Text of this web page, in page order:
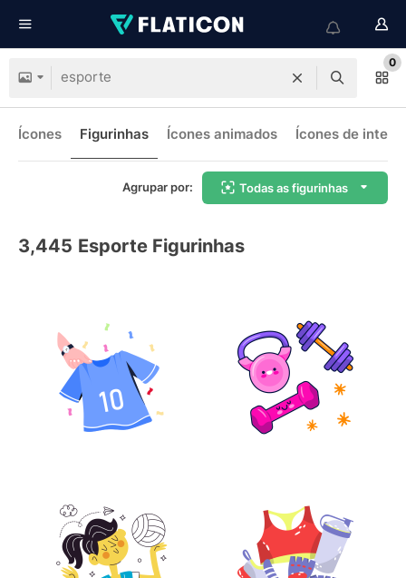
0
Ícones Figurinhas Ícones animados Ícones de
Agrupar por: Todas as figurinhas
3,445 Esporte Figurinhas